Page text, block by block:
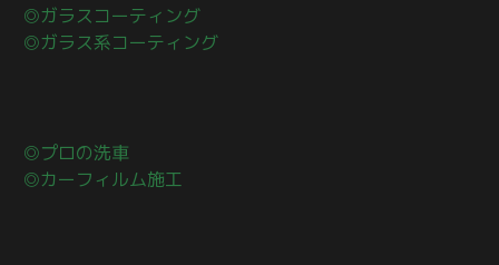
◎ガラスコーティング
◎ガラス系コーティング
◎プロの洗車
◎カーフィルム施工